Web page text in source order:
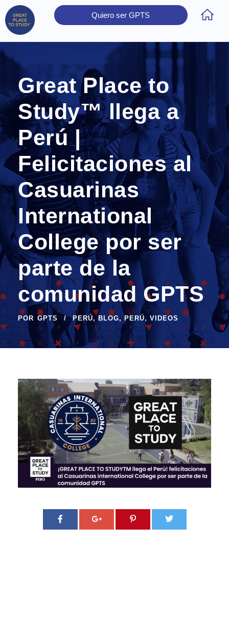
Quiero ser GPTS
Great Place to
Study™ llega a
Perú |
Felicitaciones al
Casuarinas
International
College por ser
parte de la
comunidad GPTS
POR GPTS PERÚ, BLOG, PERÚ, VIDEOS